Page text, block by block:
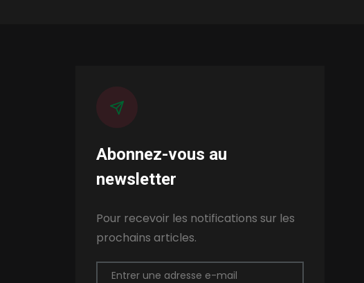
Abonnez-vous au
newsletter
Pour recevoir les notifications sur les
prochains articles.
Entrer une adresse e-mail